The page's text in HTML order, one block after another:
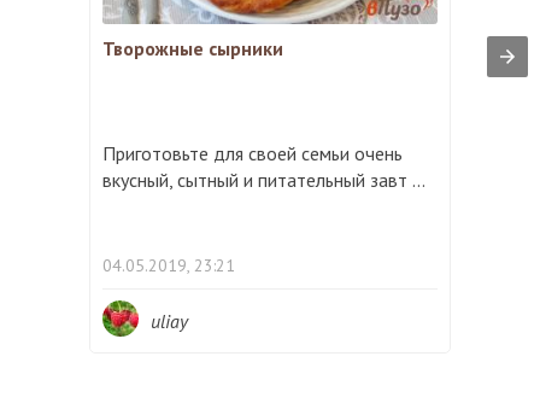
Творожные сырники
Приготовьте для своей семьи очень
вкусный, сытный и питательный завт ...
04.05.2019, 23:21
uliay